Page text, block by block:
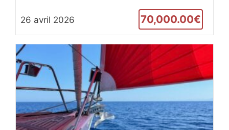
26 avril 2026 70,000.00€